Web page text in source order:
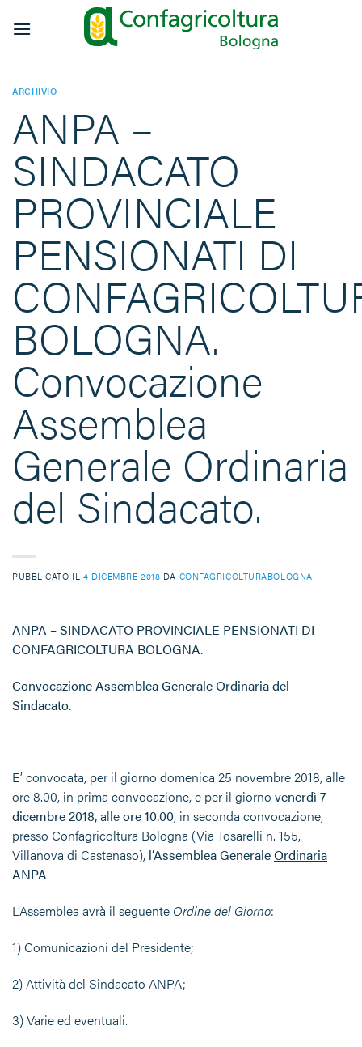
ARCHIVIO
ANPA –
SINDACATO
PROVINCIALE
PENSIONATI DI
BOLOGNA.
Convocazione
Assemblea
Generale Ordinaria
del Sindacato.
PUBBLICATO IL 4 DICEMBRE 2018 DA CONFAGRICOLTURABOLOGNA
ANPA – SINDACATO PROVINCIALE PENSIONATI DI
CONFAGRICOLTURA BOLOGNA.
Convocazione Assemblea Generale Ordinaria del
Sindacato.
E’ convocata, per il giorno domenica 25 novembre 2018, alle
ore 8.00, in prima convocazione, e per il giorno venerdì 7
dicembre 2018,alleore 10.00, in seconda convocazione,
presso Confagricoltura Bologna (Via Tosarelli n. 155,
Villanova di Castenaso), l’Assemblea GeneraleOrdinaria
ANPA.
L’Assemblea avrà il seguente Ordine del Giorno:
1) Comunicazioni del Presidente;
2) Attività del Sindacato ANPA;
3) Varie ed eventuali.